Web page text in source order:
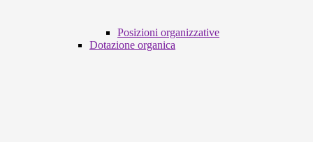
Posizioni organizzative
Dotazione organica